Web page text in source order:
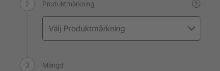
Produktmärkning ?
Mängd